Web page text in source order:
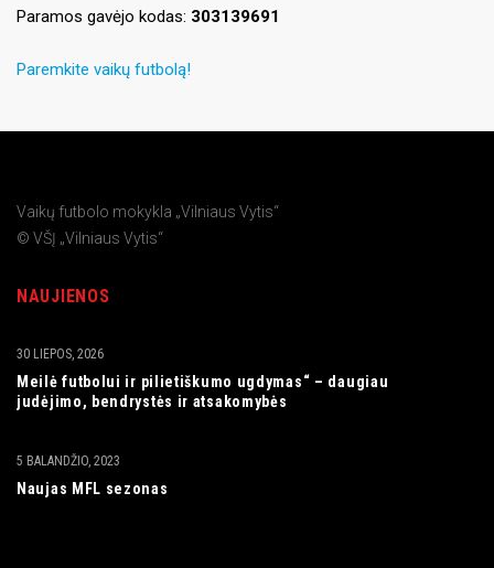
Paramos gavėjo kodas: 303139691
Paremkite vaikų futbolą!
Vaikų futbolo mokykla „Vilniaus Vytis“
© VŠĮ „Vilniaus Vytis“
NAUJIENOS
Meilė futbolui ir pilietiškumo ugdymas“ – daugiau
judėjimo, bendrystės ir atsakomybės
30 LIEPOS, 2026
Naujas MFL sezonas
5 BALANDŽIO, 2023